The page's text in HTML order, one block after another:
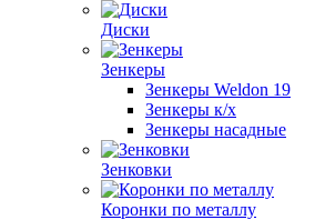
Диски
Зенкеры
Зенкеры Weldon 19
Зенкеры к/х
Зенкеры насадные
Зенковки
Коронки по металлу